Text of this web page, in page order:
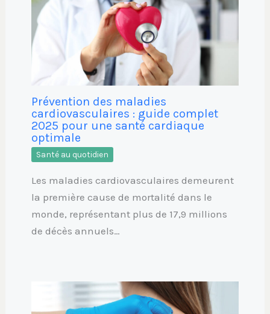
Prévention des maladies
cardiovasculaires : guide complet
2025 pour une santé cardiaque
optimale
Santé au quotidien
Les maladies cardiovasculaires demeurent
la première cause de mortalité dans le
monde, représentant plus de 17,9 millions
de décès annuels…